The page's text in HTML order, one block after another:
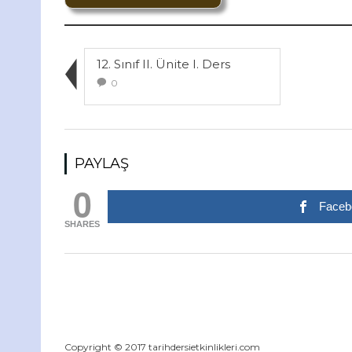
12. Sınıf II. Ünite I. Ders
0
PAYLAŞ
0
SHARES
Copyright © 2017 tarihdersietkinlikleri.com